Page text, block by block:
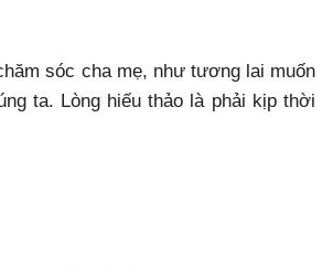
sóc cha mẹ, như tương lai muốn
ta. Lòng hiếu thảo là phải kịp thời